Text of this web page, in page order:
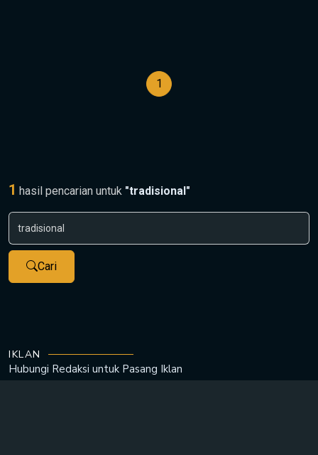
1
1 hasil pencarian untuk "tradisional"
Cari
IKLAN
Hubungi Redaksi untuk Pasang Iklan